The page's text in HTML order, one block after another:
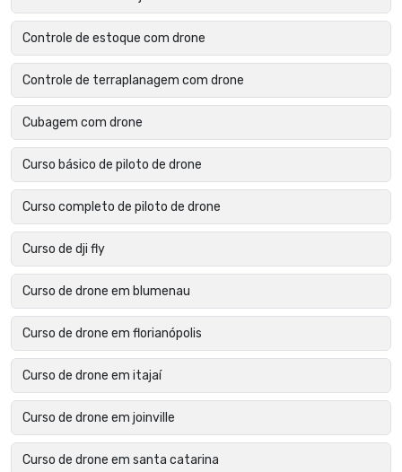
Controle de estoque com drone
Controle de terraplanagem com drone
Cubagem com drone
Curso básico de piloto de drone
Curso completo de piloto de drone
Curso de dji fly
Curso de drone em blumenau
Curso de drone em florianópolis
Curso de drone em itajaí
Curso de drone em joinville
Curso de drone em santa catarina